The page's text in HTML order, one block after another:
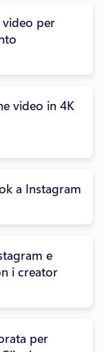
video per
video in 4K
a Instagram
e
i creator
per